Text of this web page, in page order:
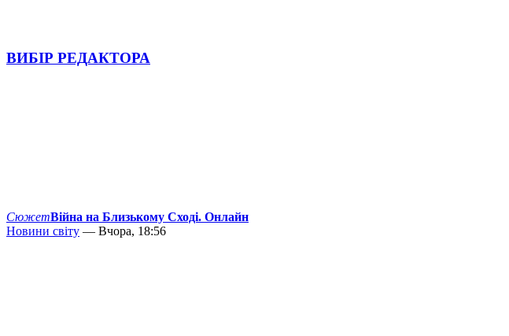
ВИБІР РЕДАКТОРА
СюжетВійна на Близькому Сході. Онлайн
Новини світу — Вчора, 18:56